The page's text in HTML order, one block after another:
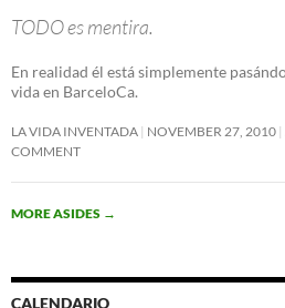
TODO es mentira.
En realidad él está simplemente
vida en BarceloCa.
LA VIDA INVENTADA NOVEMBER 27, 2010
COMMENT
MORE ASIDES →
CALENDARIO